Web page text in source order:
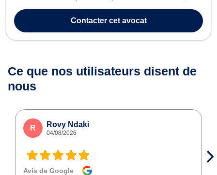
procédures de divorce à l’amiable et contentieux. Elle traite par
ailleurs les affaires lié...Contactercet avocat
Ce que nos utilisateurs disent de
nous
R Rovy Ndaki
04/08/2026
Avis de Google